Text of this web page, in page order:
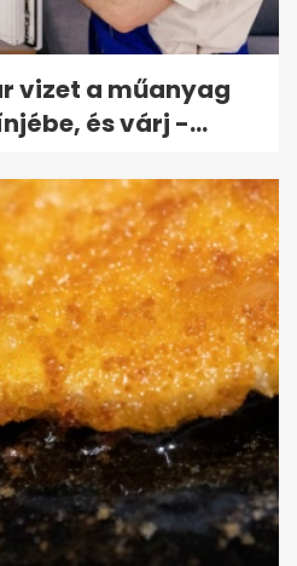
vizet a műanyag
és várj -...